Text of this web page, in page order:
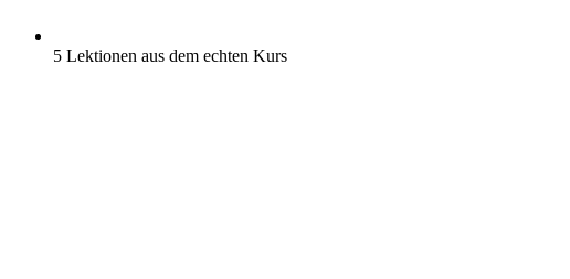
5 Lektionen aus dem echten Kurs